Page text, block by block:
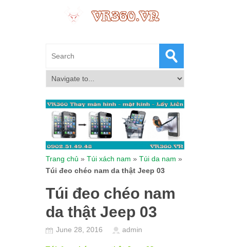
Trang chủ » Túi xách nam » Túi da nam »
Túi đeo chéo nam da thật Jeep 03
Túi đeo chéo nam
da thật Jeep 03
June 28, 2016 admin